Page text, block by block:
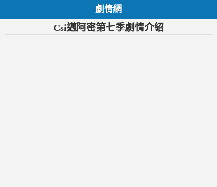
劇情網
Csi邁阿密第七季劇情介紹